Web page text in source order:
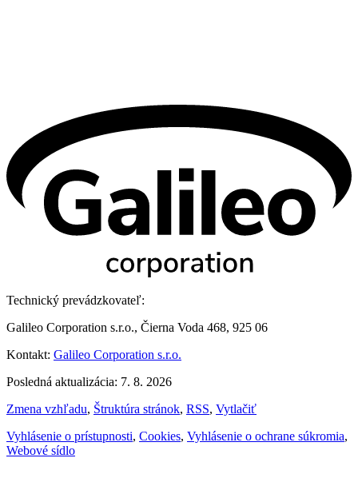
Technický prevádzkovateľ:
Galileo Corporation s.r.o., Čierna Voda 468, 925 06
Kontakt: Galileo Corporation s.r.o.
Posledná aktualizácia: 7. 8. 2026
Zmena vzhľadu, Štruktúra stránok, RSS, Vytlačiť
Vyhlásenie o prístupnosti, Cookies, Vyhlásenie o ochrane súkromia,
Webové sídlo